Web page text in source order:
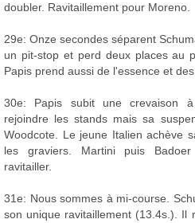
doubler. Ravitaillement pour Moreno.
29e: Onze secondes séparent
un pit-stop et perd deux places au
Papis prend aussi de l'essence et
30e: Papis subit une crevaison
rejoindre les stands mais sa
Woodcote. Le jeune Italien achève
les graviers. Martini puis
ravitailler.
31e: Nous sommes à mi-course.
son unique ravitaillement (13.4s.). Il